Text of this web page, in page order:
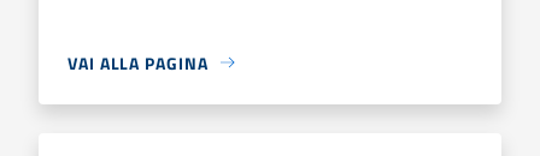
VAI ALLA PAGINA